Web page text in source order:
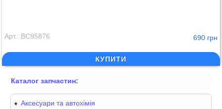
Арт.: BC95876 690 грн
КУПИТИ
Каталог запчастин:
Аксесуари та автохімія